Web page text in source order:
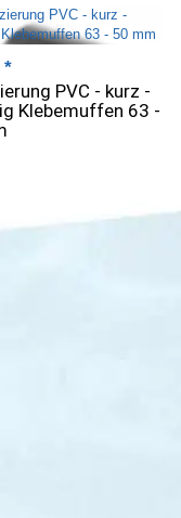
PVC - kurz -
Klebemuffen 63 -
*